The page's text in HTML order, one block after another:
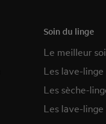
Soin du linge
Le meilleur
Les lave-linge
Les sèche-
Les lave-linge